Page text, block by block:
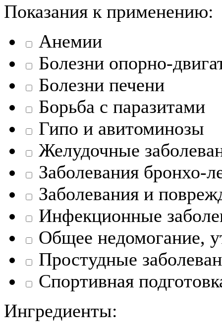
Показания к применению:
Анемии
Болезни опорно-
Болезни печени
Борьба с паразитами
Гипо и авитоминозы
Желудочные
Заболевания бронхо-
Заболевания и
Инфекционные
Общее недомогание,
Простудные
Спортивная
Ингредиенты: